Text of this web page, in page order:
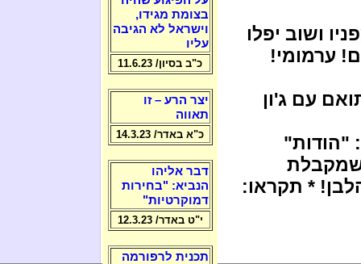
ושוב יפלו
ערמומי!
עם ג'ון
"הודות"
שמקבלת
* תקראו:
בצומת מגידו,
וישראל לא הגיבה
עליו
כ"ב בסיון/ 11.6.23
יצר הרע – זו
תאווה
כ"א באדר/ 14.3.23
דבר אליהו
הנביא: "בחירות
דמוקרטיות"
י"ט באדר/ 12.3.23
תכנית לרפורמה